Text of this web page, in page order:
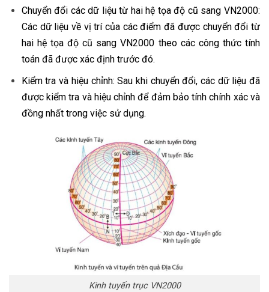
Chuyển đổi các dữ liệu từ hai hệ tọa độ cũ sang VN2000:
Các dữ liệu về vị trí của các điểm đã được chuyển đổi từ
hai hệ tọa độ cũ sang VN2000 theo các công thức tính
toán đã được xác định trước đó.
Kiểm tra và hiệu chỉnh: Sau khi chuyển đổi, các dữ liệu đã
được kiểm tra và hiệu chỉnh để đảm bảo tính chính xác và
đồng nhất trong việc sử dụng.
Kinh tuyến trục VN2000